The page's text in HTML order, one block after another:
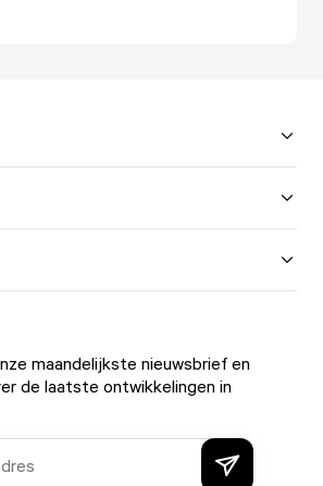
maandelijkste nieuwsbrief en
de laatste ontwikkelingen in